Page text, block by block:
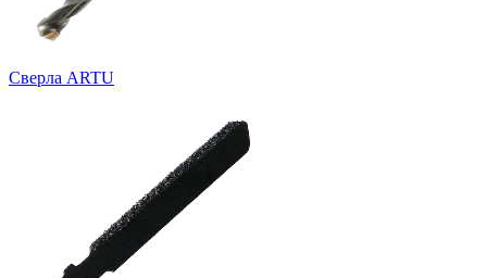
Cверла ARTU